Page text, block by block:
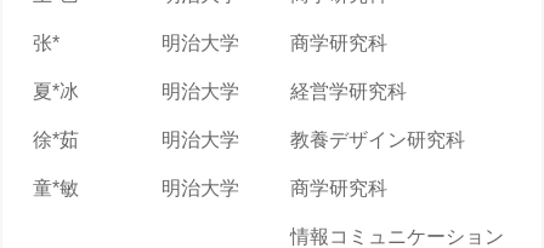
张* 明治大学 商学研究科
夏*冰 明治大学 経営学研究科
徐*茹 明治大学 教養デザイン研究科
童*敏 明治大学 商学研究科
情報コミュニケーション